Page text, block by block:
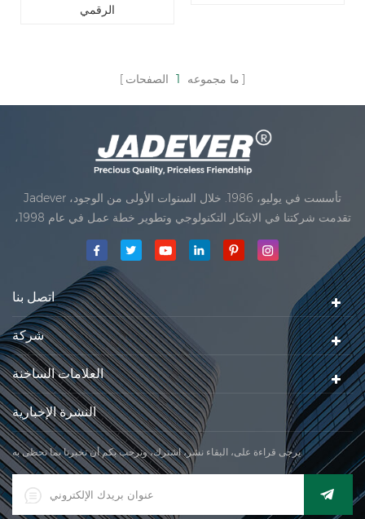
الرقمي
ما مجموعه 1 الصفحات
Jadever تأسست في يوليو، 1986. خلال السنوات الأولى من الوجود،
تقدمت شركتنا في الابتكار التكنولوجي وتطوير خطة عمل في عام 1998،
حققت شركتنا هدف الجودة الرئيسية، متى تلقت أول منتجاتنا موافقة من
مقياس المحدودةكان تأسيس تقع من
اتصل بنا
شركة
العلامات الساخنة
النشرة الإخبارية
يرجى قراءة على، البقاء نشر، اشترك، ونرحب بكم أن تخبرنا بما تحظى به.